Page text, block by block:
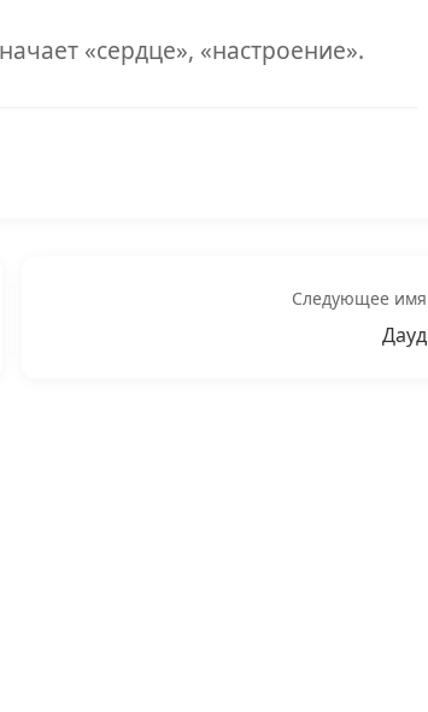
«сердце», «настроение».
Следующее имя
Дауд